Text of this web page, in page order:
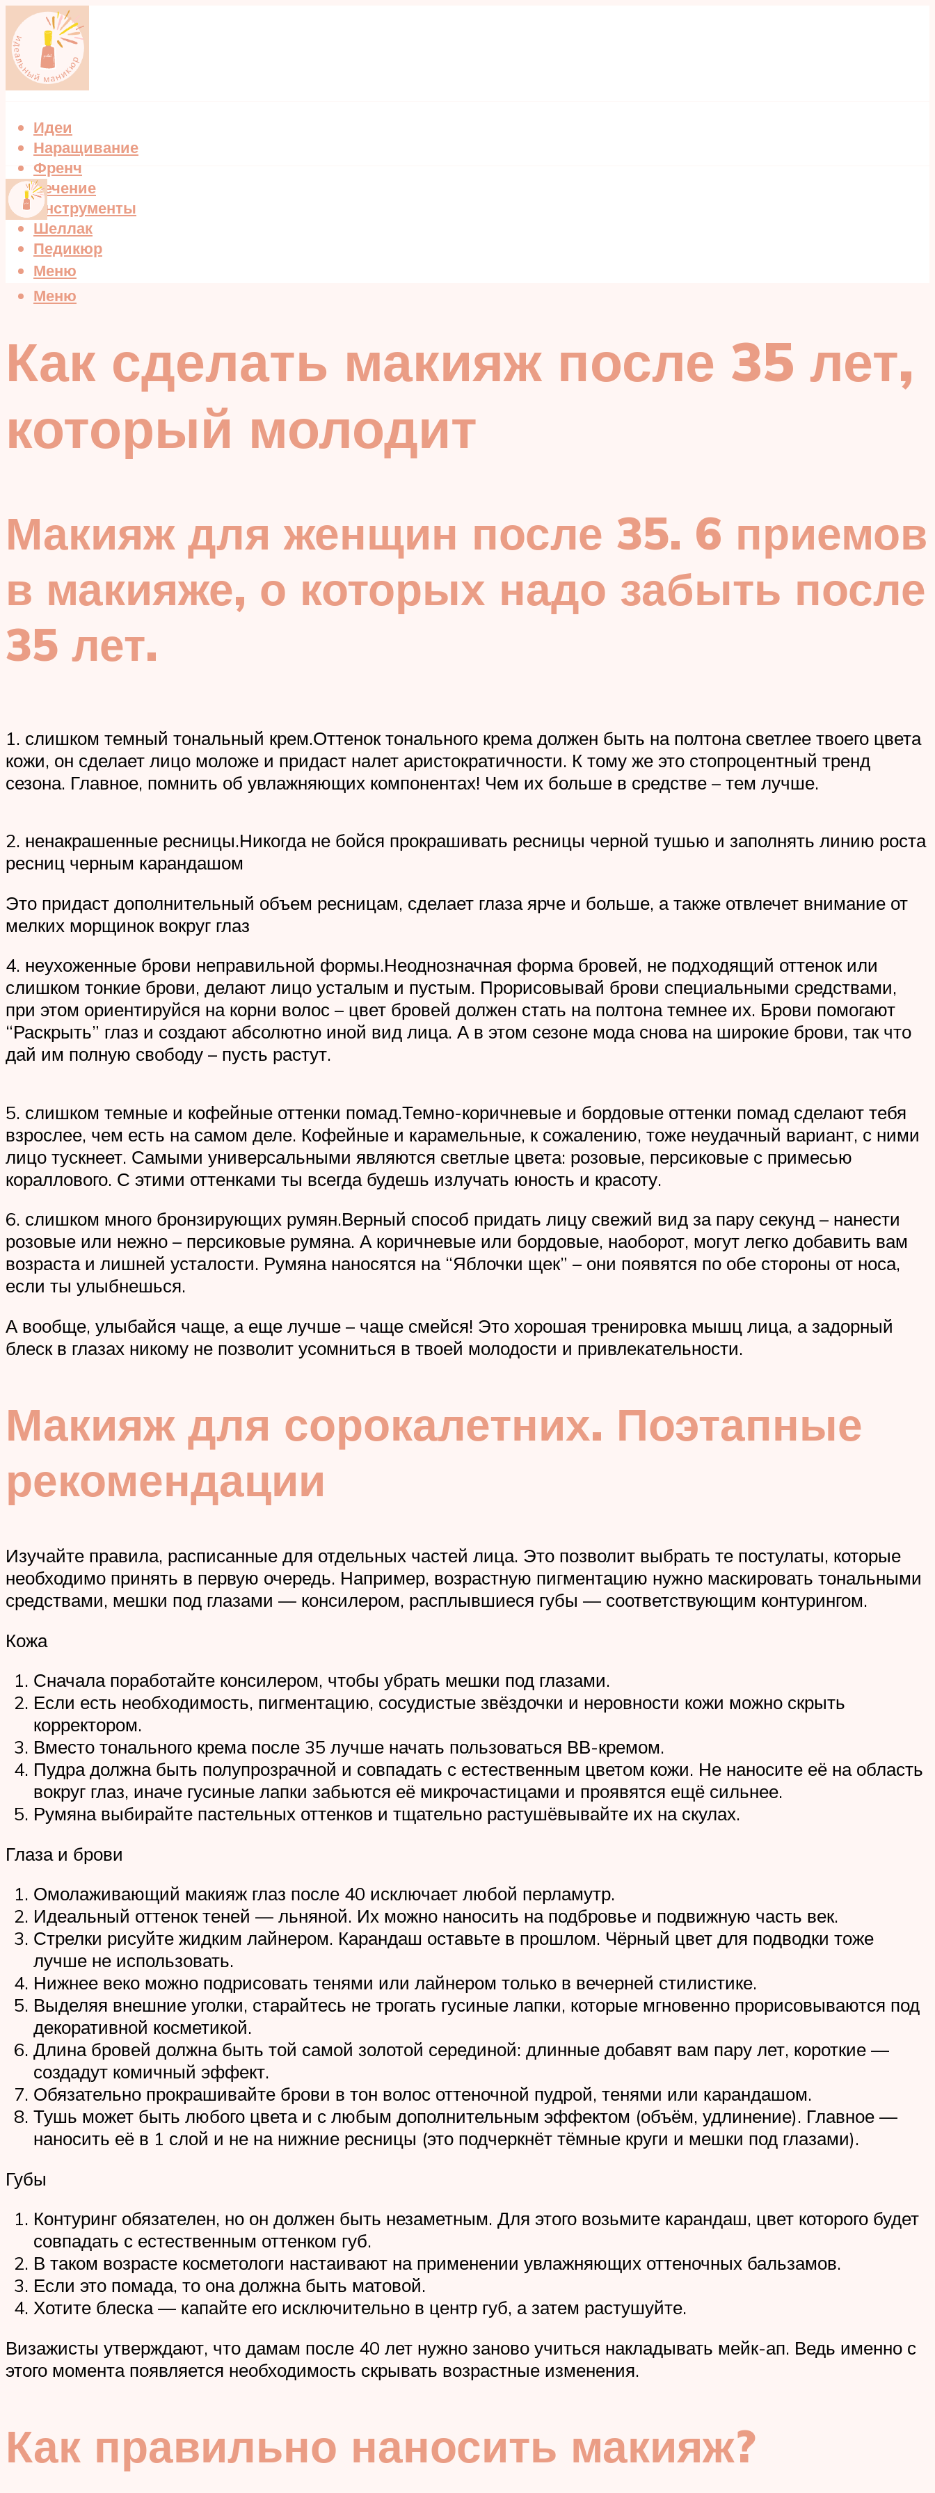
Идеи
Наращивание
Френч
Лечение
Инструменты
Шеллак
Педикюр
Меню
Меню
Как сделать макияж после 35 лет,
который молодит
Макияж для женщин после 35. 6 приемов
в макияже, о которых надо забыть после
35 лет.
1. слишком темный тональный крем.Оттенок тонального крема должен быть на полтона светлее твоего цвета
кожи, он сделает лицо моложе и придаст налет аристократичности. К тому же это стопроцентный тренд
сезона. Главное, помнить об увлажняющих компонентах! Чем их больше в средстве – тем лучше.
2. ненакрашенные ресницы.Никогда не бойся прокрашивать ресницы черной тушью и заполнять линию роста
ресниц черным карандашом
Это придаст дополнительный объем ресницам, сделает глаза ярче и больше, а также отвлечет внимание от
мелких морщинок вокруг глаз
4. неухоженные брови неправильной формы.Неоднозначная форма бровей, не подходящий оттенок или
слишком тонкие брови, делают лицо усталым и пустым. Прорисовывай брови специальными средствами,
при этом ориентируйся на корни волос – цвет бровей должен стать на полтона темнее их. Брови помогают
“Раскрыть” глаз и создают абсолютно иной вид лица. А в этом сезоне мода снова на широкие брови, так что
дай им полную свободу – пусть растут.
5. слишком темные и кофейные оттенки помад.Темно-коричневые и бордовые оттенки помад сделают тебя
взрослее, чем есть на самом деле. Кофейные и карамельные, к сожалению, тоже неудачный вариант, с ними
лицо тускнеет. Самыми универсальными являются светлые цвета: розовые, персиковые с примесью
кораллового. С этими оттенками ты всегда будешь излучать юность и красоту.
6. слишком много бронзирующих румян.Верный способ придать лицу свежий вид за пару секунд – нанести
розовые или нежно – персиковые румяна. А коричневые или бордовые, наоборот, могут легко добавить вам
возраста и лишней усталости. Румяна наносятся на “Яблочки щек” – они появятся по обе стороны от носа,
если ты улыбнешься.
А вообще, улыбайся чаще, а еще лучше – чаще смейся! Это хорошая тренировка мышц лица, а задорный
блеск в глазах никому не позволит усомниться в твоей молодости и привлекательности.
Макияж для сорокалетних. Поэтапные
рекомендации
Изучайте правила, расписанные для отдельных частей лица. Это позволит выбрать те постулаты, которые
необходимо принять в первую очередь. Например, возрастную пигментацию нужно маскировать тональными
средствами, мешки под глазами — консилером, расплывшиеся губы — соответствующим контурингом.
Кожа
Сначала поработайте консилером, чтобы убрать мешки под глазами.
Если есть необходимость, пигментацию, сосудистые звёздочки и неровности кожи можно скрыть
корректором.
Вместо тонального крема после 35 лучше начать пользоваться ВВ-кремом.
Пудра должна быть полупрозрачной и совпадать с естественным цветом кожи. Не наносите её на область
вокруг глаз, иначе гусиные лапки забьются её микрочастицами и проявятся ещё сильнее.
Румяна выбирайте пастельных оттенков и тщательно растушёвывайте их на скулах.
Глаза и брови
Омолаживающий макияж глаз после 40 исключает любой перламутр.
Идеальный оттенок теней — льняной. Их можно наносить на подбровье и подвижную часть век.
Стрелки рисуйте жидким лайнером. Карандаш оставьте в прошлом. Чёрный цвет для подводки тоже
лучше не использовать.
Нижнее веко можно подрисовать тенями или лайнером только в вечерней стилистике.
Выделяя внешние уголки, старайтесь не трогать гусиные лапки, которые мгновенно прорисовываются под
декоративной косметикой.
Длина бровей должна быть той самой золотой серединой: длинные добавят вам пару лет, короткие —
создадут комичный эффект.
Обязательно прокрашивайте брови в тон волос оттеночной пудрой, тенями или карандашом.
Тушь может быть любого цвета и с любым дополнительным эффектом (объём, удлинение). Главное —
наносить её в 1 слой и не на нижние ресницы (это подчеркнёт тёмные круги и мешки под глазами).
Губы
Контуринг обязателен, но он должен быть незаметным. Для этого возьмите карандаш, цвет которого будет
совпадать с естественным оттенком губ.
В таком возрасте косметологи настаивают на применении увлажняющих оттеночных бальзамов.
Если это помада, то она должна быть матовой.
Хотите блеска — капайте его исключительно в центр губ, а затем растушуйте.
Визажисты утверждают, что дамам после 40 лет нужно заново учиться накладывать мейк-ап. Ведь именно с
этого момента появляется необходимость скрывать возрастные изменения.
Как правильно наносить макияж?